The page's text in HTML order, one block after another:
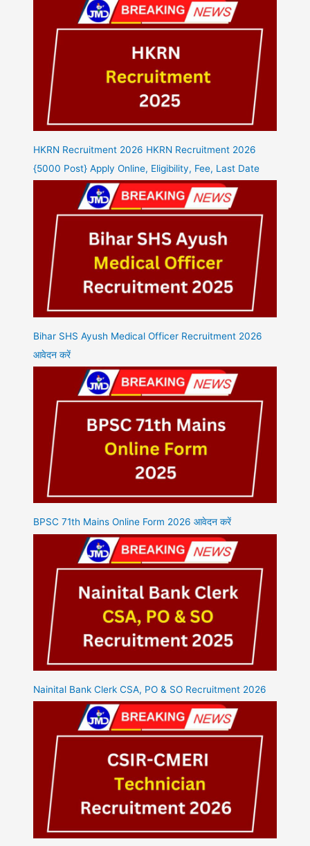
HKRN Recruitment 2026 HKRN Recruitment 2026
{5000 Post} Apply Online, Eligibility, Fee, Last Date
Bihar SHS Ayush Medical Officer Recruitment 2026
आवेदन करें
BPSC 71th Mains Online Form 2026 आवेदन करें
Nainital Bank Clerk CSA, PO & SO Recruitment 2026